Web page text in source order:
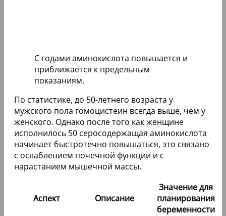
С годами аминокислота повышается и
приближается к предельным
показаниям.
По статистике, до 50-летнего возраста у
мужского пола гомоцистеин всегда выше, чем у
женского. Однако после того как женщине
исполнилось 50 серосодержащая аминокислота
начинает быстротечно повышаться, это связано
с ослаблением почечной функции и с
нарастанием мышечной массы.
Аспект Описание
Значение для
планирования
беременности